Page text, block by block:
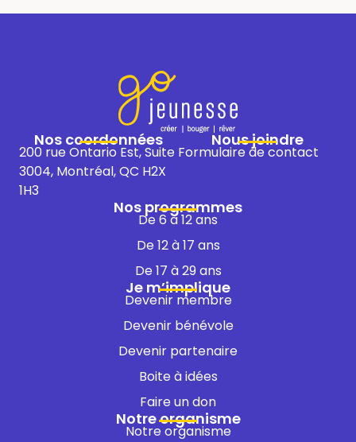
Nos coordonnées
200 rue Ontario Est, Suite
3004, Montréal, QC H2X
1H3​
Nous joindre
Formulaire de contact
Nos programmes
De 6 à 12 ans
De 12 à 17 ans
De 17 à 29 ans
Je m’implique
Devenir membre
Devenir bénévole
Devenir partenaire
Boite à idées
Faire un don
Notre organisme
Notre organisme